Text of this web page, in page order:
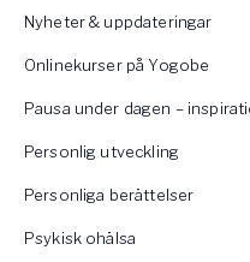
Nyheter & uppdateringar
Onlinekurser på Yogobe
Pausa under dagen –
Personlig utveckling
Personliga berättelser
Psykisk ohälsa